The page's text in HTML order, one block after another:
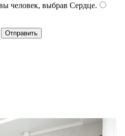
человек, выбрав Сердце.